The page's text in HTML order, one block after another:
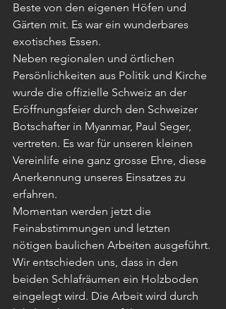
Beste von den eigenen Höfen und
Gärten mit. Es war ein wunderbares
exotisches Essen.
Neben regionalen und örtlichen
Persönlichkeiten aus Politik und Kirche
wurde die offizielle Schweiz an der
Eröffnungsfeier durch den Schweizer
Botschafter in Myanmar, Paul Seger,
vertreten. Es war für unseren kleinen
Vereinlife eine ganz grosse Ehre, diese
Anerkennung unseres Einsatzes zu
erfahren.
Momentan werden jetzt die
Feinabstimmungen und letzten
nötigen baulichen Arbeiten ausgeführt.
Wir entschieden uns, dass in den
beiden Schlafräumen ein Holzboden
eingelegt wird. Die Arbeit wird durch